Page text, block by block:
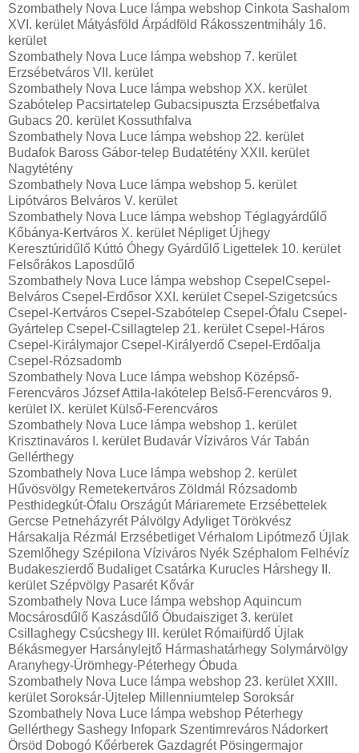
Szombathely Nova Luce lámpa webshop Cinkota Sashalom
XVI. kerület Mátyásföld Árpádföld Rákosszentmihály 16.
kerület
Szombathely Nova Luce lámpa webshop 7. kerület
Erzsébetváros VII. kerület
Szombathely Nova Luce lámpa webshop XX. kerület
Szabótelep Pacsirtatelep Gubacsipuszta Erzsébetfalva
Gubacs 20. kerület Kossuthfalva
Szombathely Nova Luce lámpa webshop 22. kerület
Budafok Baross Gábor-telep Budatétény XXII. kerület
Nagytétény
Szombathely Nova Luce lámpa webshop 5. kerület
Lipótváros Belváros V. kerület
Szombathely Nova Luce lámpa webshop Téglagyárdűlő
Kőbánya-Kertváros X. kerület Népliget Újhegy
Keresztúridűlő Kúttó Óhegy Gyárdűlő Ligettelek 10. kerület
Felsőrákos Laposdűlő
Szombathely Nova Luce lámpa webshop CsepelCsepel-
Belváros Csepel-Erdősor XXI. kerület Csepel-Szigetcsúcs
Csepel-Kertváros Csepel-Szabótelep Csepel-Ófalu Csepel-
Gyártelep Csepel-Csillagtelep 21. kerület Csepel-Háros
Csepel-Királymajor Csepel-Királyerdő Csepel-Erdőalja
Csepel-Rózsadomb
Szombathely Nova Luce lámpa webshop Középső-
Ferencváros József Attila-lakótelep Belső-Ferencváros 9.
kerület IX. kerület Külső-Ferencváros
Szombathely Nova Luce lámpa webshop 1. kerület
Krisztinaváros I. kerület Budavár Víziváros Vár Tabán
Gellérthegy
Szombathely Nova Luce lámpa webshop 2. kerület
Hűvösvölgy Remetekertváros Zöldmál Rózsadomb
Pesthidegkút-Ófalu Országút Máriaremete Erzsébettelek
Gercse Petneházyrét Pálvölgy Adyliget Törökvész
Hársakalja Rézmál Erzsébetliget Vérhalom Lipótmező Újlak
Szemlőhegy Szépilona Víziváros Nyék Széphalom Felhévíz
Budakeszierdő Budaliget Csatárka Kurucles Hárshegy II.
kerület Szépvölgy Pasarét Kővár
Szombathely Nova Luce lámpa webshop Aquincum
Mocsárosdűlő Kaszásdűlő Óbudaisziget 3. kerület
Csillaghegy Csúcshegy III. kerület Rómaifürdő Újlak
Békásmegyer Harsánylejtő Hármashatárhegy Solymárvölgy
Aranyhegy-Ürömhegy-Péterhegy Óbuda
Szombathely Nova Luce lámpa webshop 23. kerület XXIII.
kerület Soroksár-Újtelep Millenniumtelep Soroksár
Szombathely Nova Luce lámpa webshop Péterhegy
Gellérthegy Sashegy Infopark Szentimreváros Nádorkert
Örsöd Dobogó Kőérberek Gazdagrét Pösingermajor